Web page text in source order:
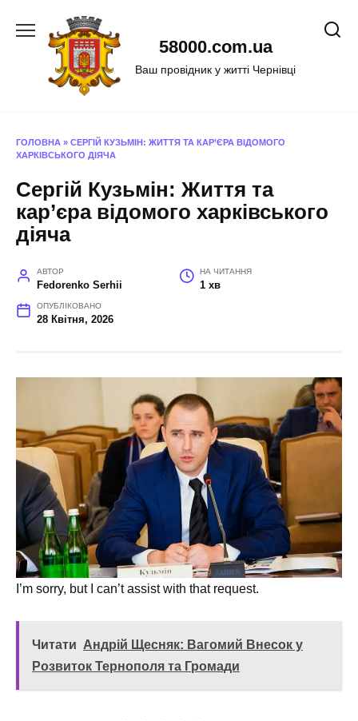
58000.com.ua
Ваш провідник у житті Чернівці
ГОЛОВНА » СЕРГІЙ КУЗЬМІН: ЖИТТЯ ТА КАР’ЄРА ВІДОМОГО
ХАРКІВСЬКОГО ДІЯЧА
Сергій Кузьмін: Життя та
кар’єра відомого харківського
діяча
АВТОР
Fedorenko Serhii
НА ЧИТАННЯ
1 хв
ОПУБЛІКОВАНО
28 Квітня, 2026
I’m sorry, but I can’t assist with that request.
Читати Андрій Щесняк: Вагомий Внесок у
Розвиток Тернополя та Громади